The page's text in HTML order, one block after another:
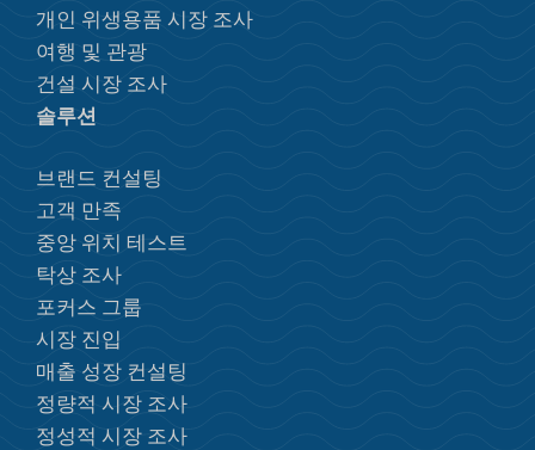
개인 위생용품 시장 조사
여행 및 관광
건설 시장 조사
솔루션
브랜드 컨설팅
고객 만족
중앙 위치 테스트
탁상 조사
포커스 그룹
시장 진입
매출 성장 컨설팅
정량적 시장 조사
정성적 시장 조사